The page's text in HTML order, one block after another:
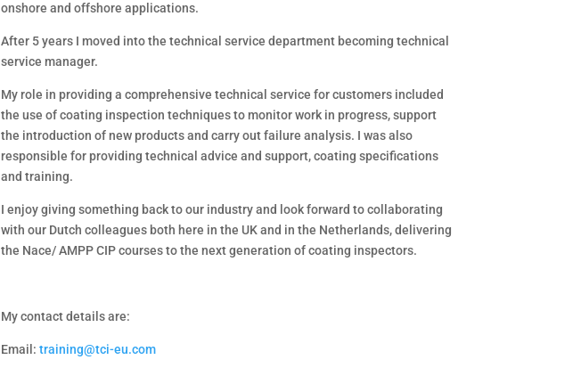
onshore and offshore applications.
After 5 years I moved into the technical service department becoming technical
service manager.
My role in providing a comprehensive technical service for customers included
the use of coating inspection techniques to monitor work in progress, support
the introduction of new products and carry out failure analysis. I was also
responsible for providing technical advice and support, coating specifications
and training.
I enjoy giving something back to our industry and look forward to collaborating
with our Dutch colleagues both here in the UK and in the Netherlands, delivering
the Nace/ AMPP CIP courses to the next generation of coating inspectors.
My contact details are:
Email: training@tci-eu.com